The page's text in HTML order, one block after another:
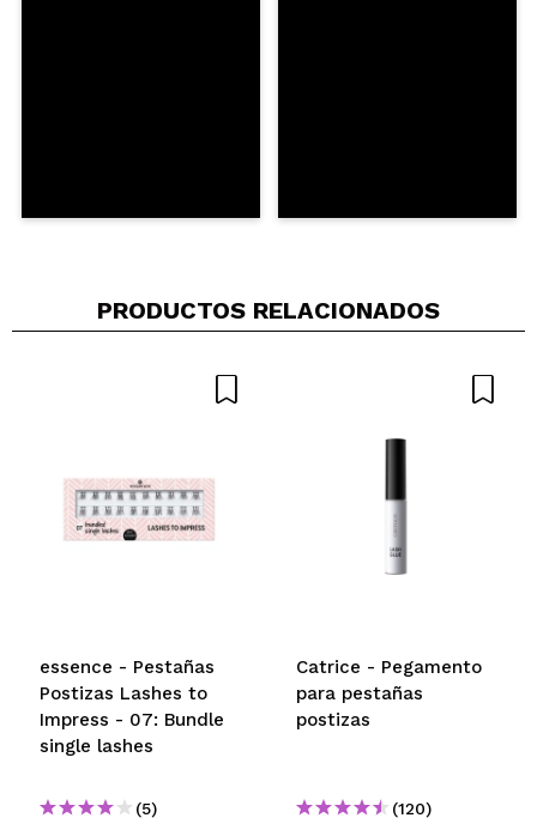
PRODUCTOS RELACIONADOS
essence - Pestañas
Postizas Lashes to
Impress - 07: Bundle
single lashes
(5)
Catrice - Pegamento
para pestañas
postizas
(120)